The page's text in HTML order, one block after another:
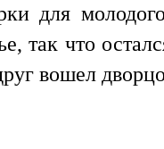
для
так что
вошел